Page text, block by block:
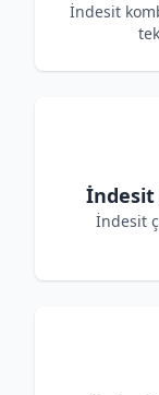
İndesit
İndesit
İndesit